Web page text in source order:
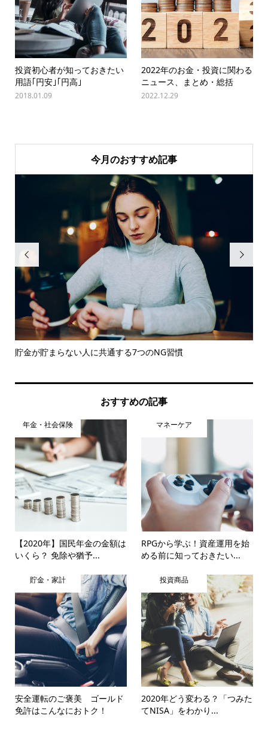
投資初心者が知っておきたい
用語｢円安｣｢円高｣
2018.01.09
2022年のお金・投資に関わる
ニュース、まとめ・総括
2022.12.29
今月のおすすめ記事

貯金が貯まらない人に共通する7つのNG習慣

おすすめの記事
年金・社会保険
【2020年】国民年金の金額は
いくら？ 免除や猶予...
マネーケア
RPGから学ぶ！資産運用を始
める前に知っておきたい...
貯金・家計
安全運転のご褒美 ゴールド
免許はこんなにおトク！
投資商品
2020年どう変わる？「つみた
てNISA」をわかり...